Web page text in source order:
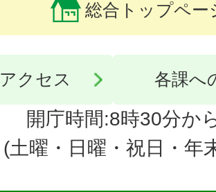
総合トップペー
アクセス 各課へ
開庁時間:8時30分か
(土曜・日曜・祝日・年